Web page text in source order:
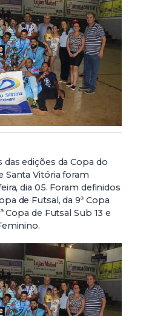
edições da Copa do
Santa Vitória foram
dia 05. Foram definidos
de Futsal, da 9ª Copa
Copa de Futsal Sub 13 e